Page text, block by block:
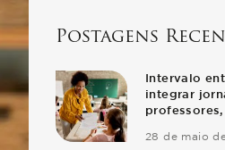
Postagens
Intervalo
integrar
28 de maio